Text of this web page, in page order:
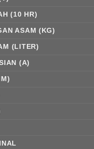
(10 HR)
ASAM (KG)
(LITER)
(A)